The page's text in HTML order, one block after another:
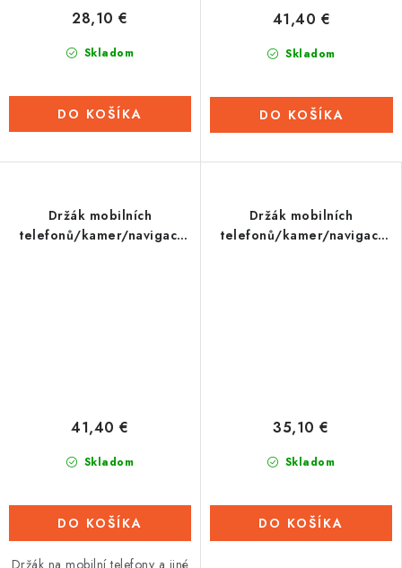
Skladom
28,10 €
DO KOŠÍKA
Skladom
41,40 €
DO KOŠÍKA
Držák mobilních
telefonů/kamer/navigací
Skladom
41,40 €
DO KOŠÍKA
Držák mobilních
telefonů/kamer/navigací
Skladom
35,10 €
DO KOŠÍKA